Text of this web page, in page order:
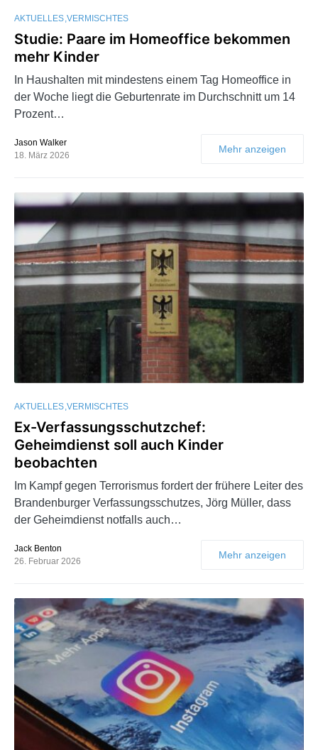
AKTUELLES VERMISCHTES
Studie: Paare im Homeoffice bekommen
mehr Kinder
In Haushalten mit mindestens einem Tag Homeoffice in
der Woche liegt die Geburtenrate im Durchschnitt um 14
Prozent…
Jason Walker
18. März 2026
Mehr anzeigen
AKTUELLES VERMISCHTES
Ex-Verfassungsschutzchef:
Geheimdienst soll auch Kinder
beobachten
Im Kampf gegen Terrorismus fordert der frühere Leiter des
Brandenburger Verfassungsschutzes, Jörg Müller, dass
der Geheimdienst notfalls auch…
Jack Benton
26. Februar 2026
Mehr anzeigen